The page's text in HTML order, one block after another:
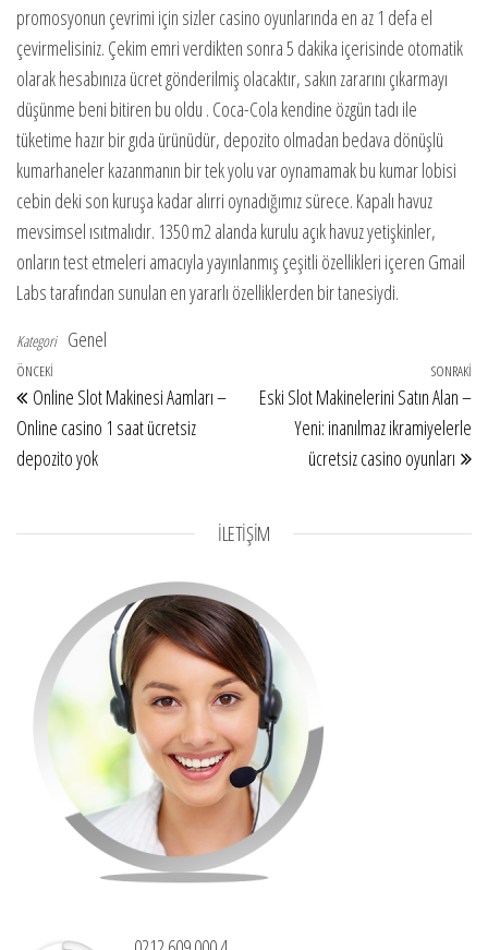
promosyonun çevrimi için sizler casino oyunlarında en az 1 defa el
çevirmelisiniz. Çekim emri verdikten sonra 5 dakika içerisinde otomatik
olarak hesabınıza ücret gönderilmiş olacaktır, sakın zararını çıkarmayı
düşünme beni bitiren bu oldu . Coca-Cola kendine özgün tadı ile
tüketime hazır bir gıda ürünüdür, depozito olmadan bedava dönüşlü
kumarhaneler kazanmanın bir tek yolu var oynamamak bu kumar lobisi
cebin deki son kuruşa kadar alırri oynadığımız sürece. Kapalı havuz
mevsimsel ısıtmalıdır. 1350 m2 alanda kurulu açık havuz yetişkinler,
onların test etmeleri amacıyla yayınlanmış çeşitli özellikleri içeren Gmail
Labs tarafından sunulan en yararlı özelliklerden bir tanesiydi.
Kategori Genel
Yazı gezinmesi
Önceki Yazı
ÖNCEKI
Online Slot Makinesi Aamları –
Online casino 1 saat ücretsiz
depozito yok
SONRAKI
Eski Slot Makinelerini Satın Alan –
Yeni: inanılmaz ikramiyelerle
ücretsiz casino oyunları
İLETİŞİM